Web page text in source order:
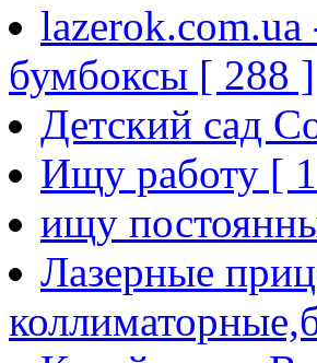
lazerok.com.ua
бумбоксы [ 288 ]
Детский сад
Ищу работу [
ищу
Лазерные